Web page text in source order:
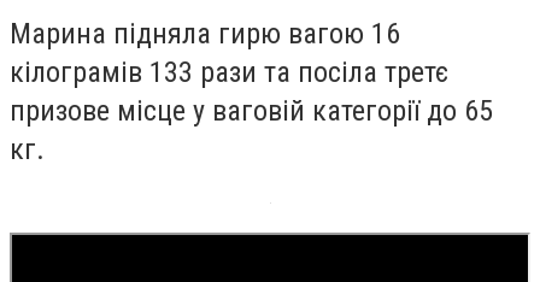
Марина підняла гирю вагою 16
кілограмів 133 рази та посіла третє
призове місце у ваговій категорії до 65
кг.